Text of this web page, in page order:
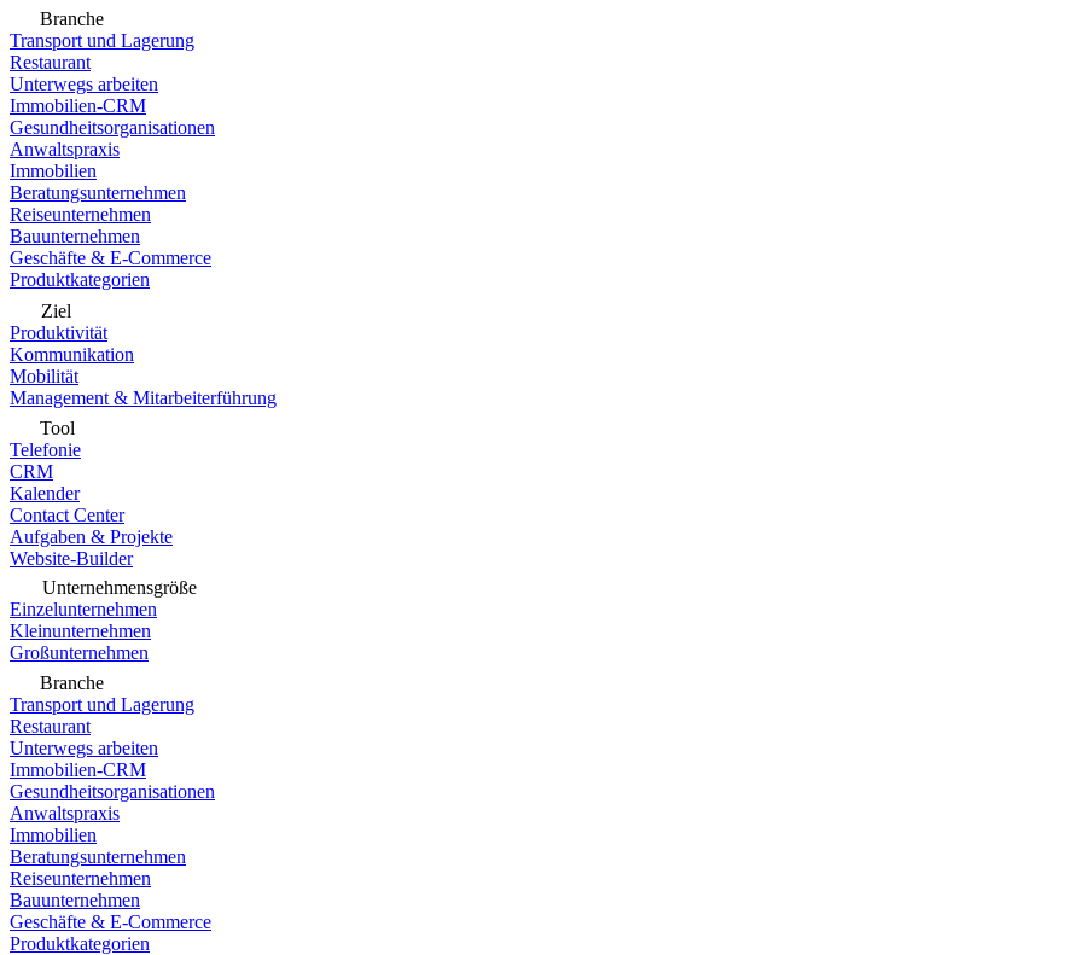
Branche
Transport und Lagerung
Restaurant
Unterwegs arbeiten
Immobilien-CRM
Gesundheitsorganisationen
Anwaltspraxis
Immobilien
Beratungsunternehmen
Reiseunternehmen
Bauunternehmen
Geschäfte & E-Commerce
Produktkategorien
Ziel
Produktivität
Kommunikation
Mobilität
Management & Mitarbeiterführung
Tool
Telefonie
CRM
Kalender
Contact Center
Aufgaben & Projekte
Website-Builder
Unternehmensgröße
Einzelunternehmen
Kleinunternehmen
Großunternehmen
Branche
Transport und Lagerung
Restaurant
Unterwegs arbeiten
Immobilien-CRM
Gesundheitsorganisationen
Anwaltspraxis
Immobilien
Beratungsunternehmen
Reiseunternehmen
Bauunternehmen
Geschäfte & E-Commerce
Produktkategorien